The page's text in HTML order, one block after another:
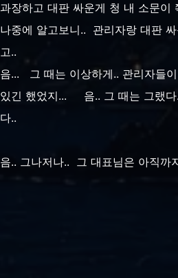
과장하고 대판 싸운게 청 내 소문
나중에 알고보니.. 관리자랑 대판
고..
음... 그 때는 이상하게.. 관리자들
있긴 했었지... 음.. 그 때는 그랬다
다..
음.. 그나저나.. 그 대표님은 아직